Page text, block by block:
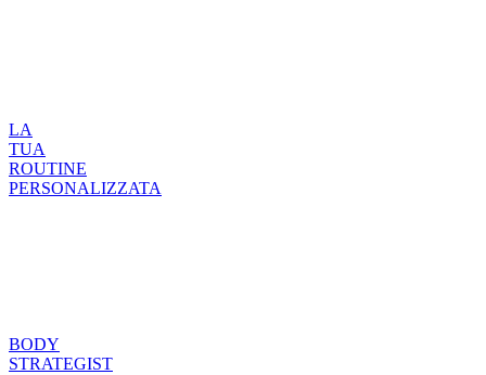
LA
TUA
ROUTINE
PERSONALIZZATA
BODY
STRATEGIST